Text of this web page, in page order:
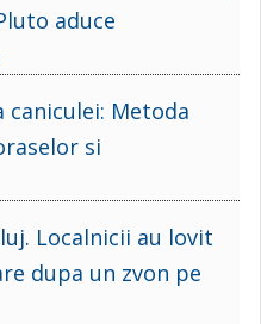
aduce
Metoda
si
Localnicii au lovit
dupa un zvon pe